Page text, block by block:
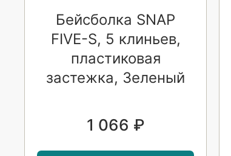
Бейсболка SNAP
FIVE-S, 5 клиньев,
пластиковая
застежка, Зеленый
1 066 ₽